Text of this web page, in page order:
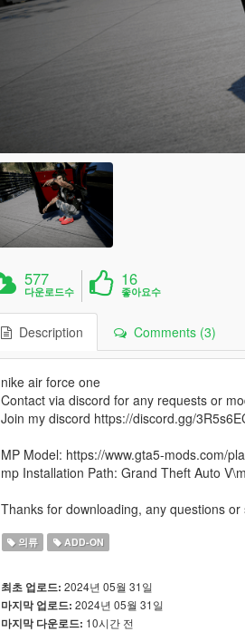
577
다운로드수
16
좋아요수
Description Comments (3)
nike air force one
Contact via discord for any requests or
Join my discord https://discord.gg/
MP Model: https://www.gta5-mods.com/
mp Installation Path: Grand Theft Auto
Thanks for downloading, any questions
의류 ADD-ON
최초 업로드: 2024년 05월 31일
마지막 업로드: 2024년 05월 31일
마지막 다운로드: 10시간 전